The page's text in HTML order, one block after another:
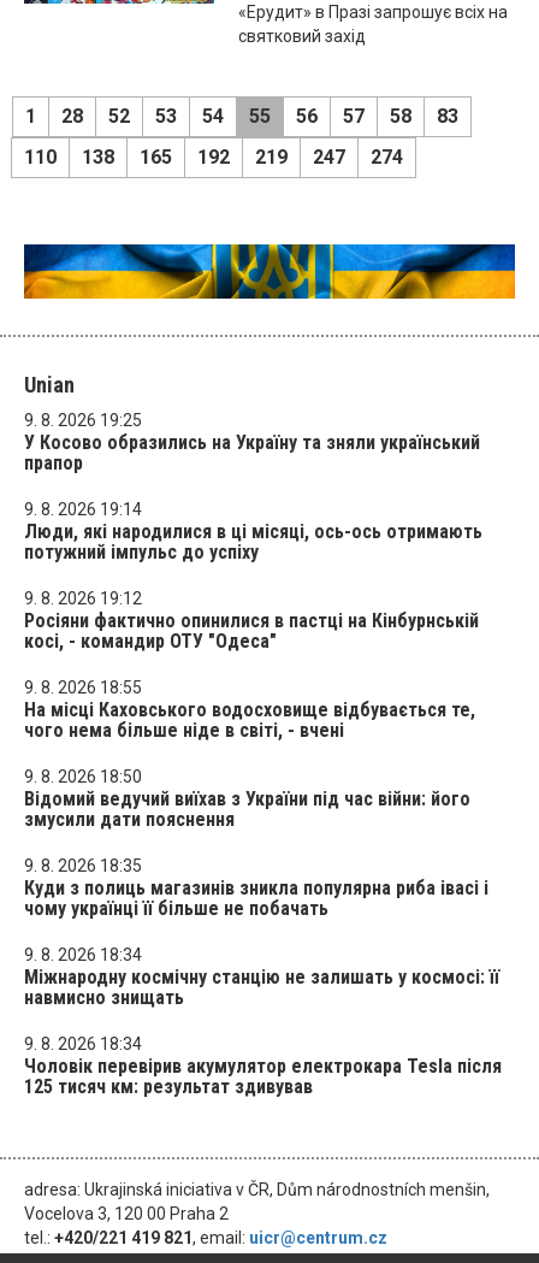
«Ерудит» в Празі запрошує всіх на
святковий захід
1 28 52 53 54 55 56 57 58
83
110
138 165 192 219 247 274
Unian
9. 8. 2026 19:25
У Косово образились на Україну та зняли український
прапор
9. 8. 2026 19:14
Люди, які народилися в ці місяці, ось-ось отримають
потужний імпульс до успіху
9. 8. 2026 19:12
Росіяни фактично опинилися в пастці на Кінбурнській
косі, - командир ОТУ "Одеса"
9. 8. 2026 18:55
На місці Каховського водосховище відбувається те,
чого нема більше ніде в світі, - вчені
9. 8. 2026 18:50
Відомий ведучий виїхав з України під час війни: його
змусили дати пояснення
9. 8. 2026 18:35
Куди з полиць магазинів зникла популярна риба івасі і
чому українці її більше не побачать
9. 8. 2026 18:34
Міжнародну космічну станцію не залишать у космосі: її
навмисно знищать
9. 8. 2026 18:34
Чоловік перевірив акумулятор електрокара Tesla після
125 тисяч км: результат здивував
adresa: Ukrajinská iniciativa v ČR, Dům národnostních menšin,
Vocelova 3, 120 00 Praha 2
tel.: +420/221 419 821, email: uicr@centrum.cz